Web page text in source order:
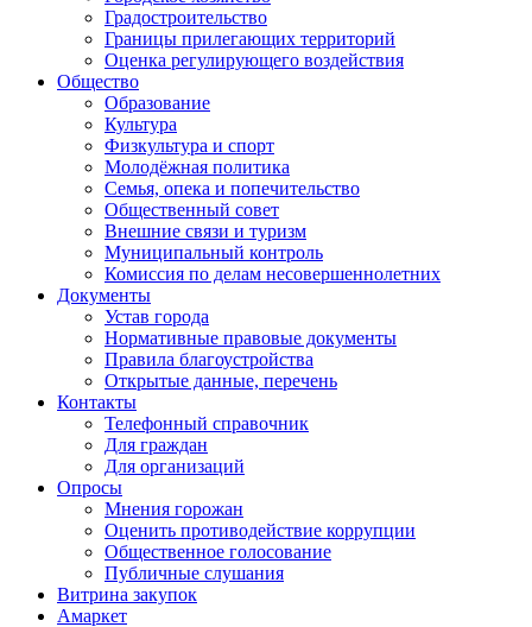
Градостроительство
Границы прилегающих территорий
Оценка регулирующего воздействия
Общество
Образование
Культура
Физкультура и спорт
Молодёжная политика
Семья, опека и попечительство
Общественный совет
Внешние связи и туризм
Муниципальный контроль
Комиссия по делам несовершеннолетних
Документы
Устав города
Нормативные правовые документы
Правила благоустройства
Открытые данные, перечень
Контакты
Телефонный справочник
Для граждан
Для организаций
Опросы
Мнения горожан
Оценить противодействие коррупции
Общественное голосование
Публичные слушания
Витрина закупок
Амаркет